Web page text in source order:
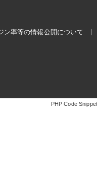
ン率等の情報公開について
PHP Code